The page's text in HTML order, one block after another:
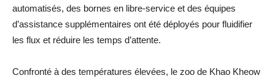
automatisés, des bornes en libre-service et des équipes
d’assistance supplémentaires ont été déployés pour fluidifier
les flux et réduire les temps d’attente.
Confronté à des températures élevées, le zoo de Khao Kheow